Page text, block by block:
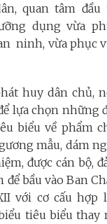
quan tâm đầu
dụng vừa
ninh, vừa phục
huy dân chủ,
lựa chọn những
biểu về phẩm
mẫu, dám
được cán bộ,
bầu vào Ban
với cơ cấu hợp
tiêu biểu thay